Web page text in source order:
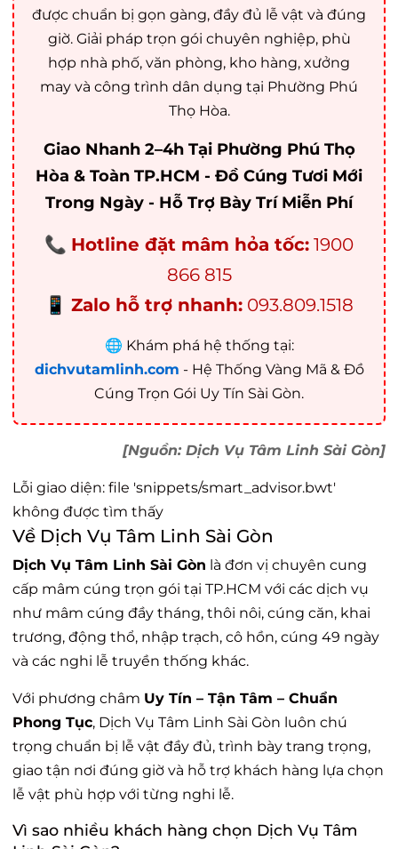
được chuẩn bị gọn gàng, đầy đủ lễ vật và đúng
giờ. Giải pháp trọn gói chuyên nghiệp, phù
hợp nhà phố, văn phòng, kho hàng, xưởng
may và công trình dân dụng tại Phường Phú
Thọ Hòa.
Giao Nhanh 2–4h Tại Phường Phú Thọ
Hòa & Toàn TP.HCM - Đồ Cúng Tươi Mới
Trong Ngày - Hỗ Trợ Bày Trí Miễn Phí
📞 Hotline đặt mâm hỏa tốc: 1900
866 815
📱 Zalo hỗ trợ nhanh: 093.809.1518
🌐 Khám phá hệ thống tại:
dichvutamlinh.com - Hệ Thống Vàng Mã & Đồ
Cúng Trọn Gói Uy Tín Sài Gòn.
[Nguồn: Dịch Vụ Tâm Linh Sài Gòn]
Lỗi giao diện: file 'snippets/smart_advisor.bwt'
không được tìm thấy
Về Dịch Vụ Tâm Linh Sài Gòn
Dịch Vụ Tâm Linh Sài Gòn là đơn vị chuyên cung
cấp mâm cúng trọn gói tại TP.HCM với các dịch vụ
như mâm cúng đầy tháng, thôi nôi, cúng căn, khai
trương, động thổ, nhập trạch, cô hồn, cúng 49 ngày
và các nghi lễ truyền thống khác.
Với phương châm Uy Tín – Tận Tâm – Chuẩn
Phong Tục, Dịch Vụ Tâm Linh Sài Gòn luôn chú
trọng chuẩn bị lễ vật đầy đủ, trình bày trang trọng,
giao tận nơi đúng giờ và hỗ trợ khách hàng lựa chọn
lễ vật phù hợp với từng nghi lễ.
Vì sao nhiều khách hàng chọn Dịch Vụ Tâm